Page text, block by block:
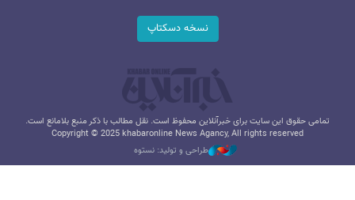
نسخه دسکتاپ
تمامی حقوق این سایت برای خبرآنلاین محفوظ است. نقل مطالب با ذکر منبع بلامانع است.
Copyright © 2025 khabaronline News Agancy, All rights reserved
طراحی و تولید: نستوه